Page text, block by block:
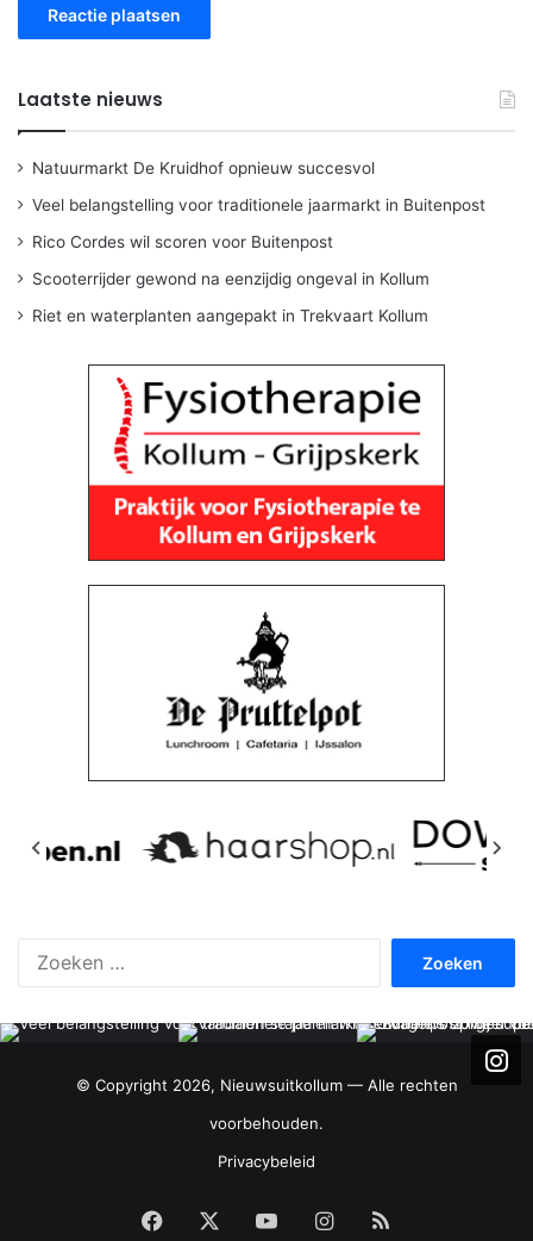
Laatste nieuws
Natuurmarkt De Kruidhof opnieuw succesvol
Veel belangstelling voor traditionele jaarmarkt in Buitenpost
Rico Cordes wil scoren voor Buitenpost
Scooterrijder gewond na eenzijdig ongeval in Kollum
Riet en waterplanten aangepakt in Trekvaart Kollum
© Copyright 2026, Nieuwsuitkollum — Alle rechten
voorbehouden.
Privacybeleid
Facebook YouTubeInstagram
RSS